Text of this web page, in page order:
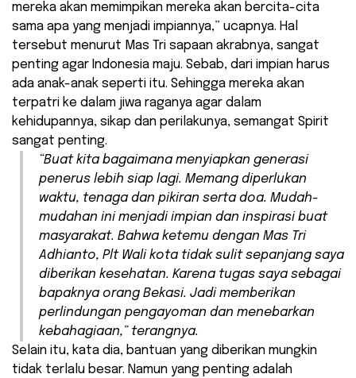
mereka akan memimpikan mereka akan bercita-cita
sama apa yang menjadi impiannya,” ucapnya. Hal
tersebut menurut Mas Tri sapaan akrabnya, sangat
penting agar Indonesia maju. Sebab, dari impian harus
ada anak-anak seperti itu. Sehingga mereka akan
terpatri ke dalam jiwa raganya agar dalam
kehidupannya, sikap dan perilakunya, semangat Spirit
sangat penting.
“Buat kita bagaimana menyiapkan generasi
penerus lebih siap lagi. Memang diperlukan
waktu, tenaga dan pikiran serta doa. Mudah-
mudahan ini menjadi impian dan inspirasi buat
masyarakat. Bahwa ketemu dengan Mas Tri
Adhianto, Plt Wali kota tidak sulit sepanjang saya
diberikan kesehatan. Karena tugas saya sebagai
bapaknya orang Bekasi. Jadi memberikan
perlindungan pengayoman dan menebarkan
kebahagiaan,” terangnya.
Selain itu, kata dia, bantuan yang diberikan mungkin
tidak terlalu besar. Namun yang penting adalah